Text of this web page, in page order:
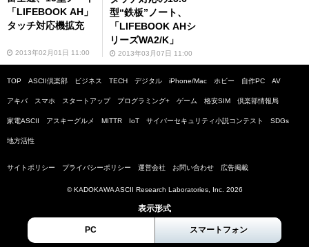
「LIFEBOOK AH」
タッチ対応機拡充
2013年02月01日 11:00
型“鉄板”ノート、
「LIFEBOOK AHシ
リーズWA2/K」
2013年03月07日 11:00
TOP ASCII倶楽部 ビジネス TECH デジタル iPhone/Mac ホビー 自作PC AV
アキバ スマホ スタートアップ プログラミング+ ゲーム 格安SIM 倶楽部情報局
家電ASCII アスキーグルメ MITTR IoT サイバーセキュリティ小説コンテスト SDGs
地方活性
サイトポリシー プライバシーポリシー 運営会社 お問い合わせ 広告掲載
© KADOKAWA ASCII Research Laboratories, Inc. 2026
表示形式
PC スマートフォン